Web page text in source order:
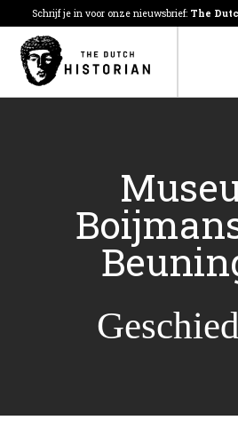
Schrijf je in voor onze nieuwsbrief: The